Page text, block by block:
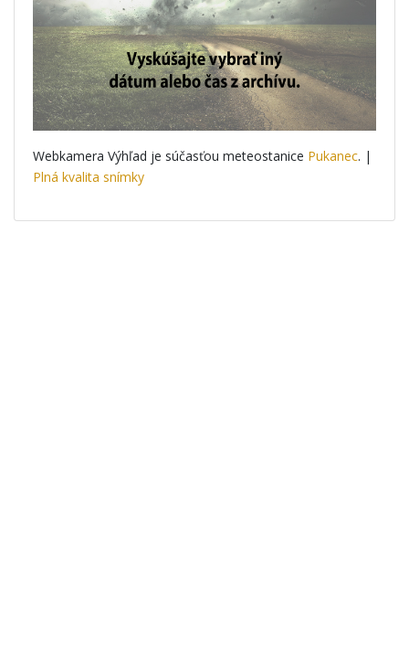
Webkamera Výhľad je súčasťou meteostanice Pukanec. |
Plná kvalita snímky